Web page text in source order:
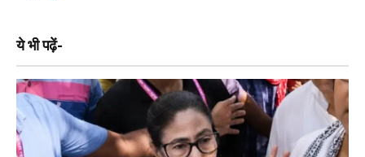
ये भी पढ़ें-